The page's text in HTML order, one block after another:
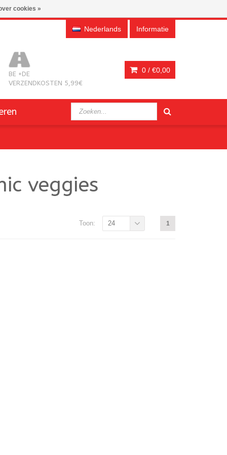
Nederlands Informatie
BE +DE
VERZENDKOSTEN 5,99€
0 / €0,00
veggies
1
Toon: 24
cookies »